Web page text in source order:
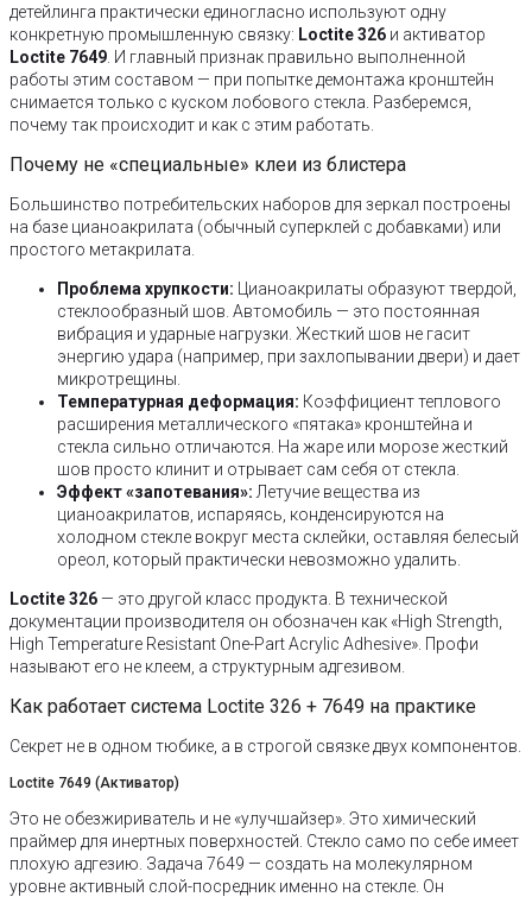
детейлинга практически единогласно используют одну
конкретную промышленную связку: Loctite 326 и активатор
Loctite 7649 . И главный признак правильно выполненной
работы этим составом — при попытке демонтажа кронштейн
снимается только с куском лобового стекла. Разберемся,
почему так происходит и как с этим работать.
Почему не «специальные» клеи из блистера
Большинство потребительских наборов для зеркал построены
на базе цианоакрилата (обычный суперклей с добавками) или
простого метакрилата.
Проблема хрупкости: Цианоакрилаты образуют твердой,
стеклообразный шов. Автомобиль — это постоянная
вибрация и ударные нагрузки. Жесткий шов не гасит
энергию удара (например, при захлопывании двери) и дает
микротрещины.
Температурная деформация: Коэффициент теплового
расширения металлического «пятака» кронштейна и
стекла сильно отличаются. На жаре или морозе жесткий
шов просто клинит и отрывает сам себя от стекла.
Эффект «запотевания»: Летучие вещества из
цианоакрилатов, испаряясь, конденсируются на
холодном стекле вокруг места склейки, оставляя белесый
ореол, который практически невозможно удалить.
Loctite 326— это другой класс продукта. В технической
документации производителя он обозначен как «High Strength,
High Temperature Resistant One-Part Acrylic Adhesive». Профи
называют его не клеем, а структурным адгезивом.
Как работает система Loctite 326 + 7649 на практике
Секрет не в одном тюбике, а в строгой связке двух компонентов.
Loctite 7649 (Активатор)
Это не обезжириватель и не «улучшайзер». Это химический
праймер для инертных поверхностей. Стекло само по себе имеет
плохую адгезию. Задача 7649 — создать на молекулярном
уровне активный слой-посредник именно на стекле. Он